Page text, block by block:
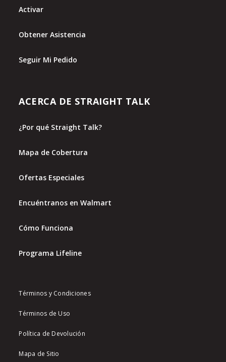
Activar
Obtener Asistencia
Seguir Mi Pedido
ACERCA DE STRAIGHT TALK
¿Por qué Straight Talk?
Mapa de Cobertura
Ofertas Especiales
Encuéntranos en Walmart
Cómo Funciona
Programa Lifeline
Términos y Condiciones
Términos de Uso
Política de Devolución
Mapa de Sitio